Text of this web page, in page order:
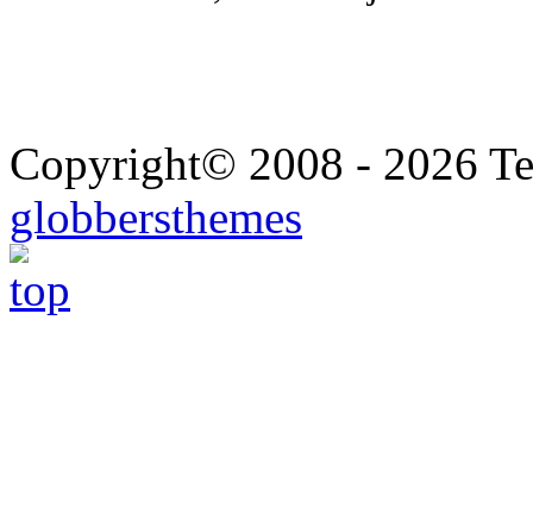
Copyright© 2008 - 2026
globbersthemes